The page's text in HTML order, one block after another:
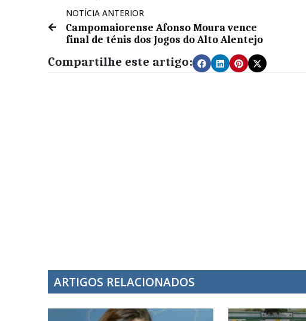
NOTÍCIA ANTERIOR
Campomaiorense Afonso Moura vence
final de ténis dos Jogos do Alto Alentejo
Compartilhe este artigo:
ARTIGOS RELACIONADOS